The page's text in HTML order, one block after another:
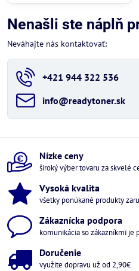
Nenašli ste náplň
Neváhajte nás kontaktovať:
+421 944 322 536
info​@readytoner​.sk
Nízke ceny
široký výber tovaru za skvelé
Vysoká kvalita
všetky ponúkané produkty
Zákaznícka podpora
komunikácia so zákazníkmi je
Doručenie
využite dopravu už od 2,90€